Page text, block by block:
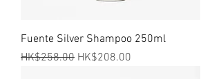
Fuente Silver Shampoo 250ml
一般價格
HK$258.00 促銷價格
HK$208.00